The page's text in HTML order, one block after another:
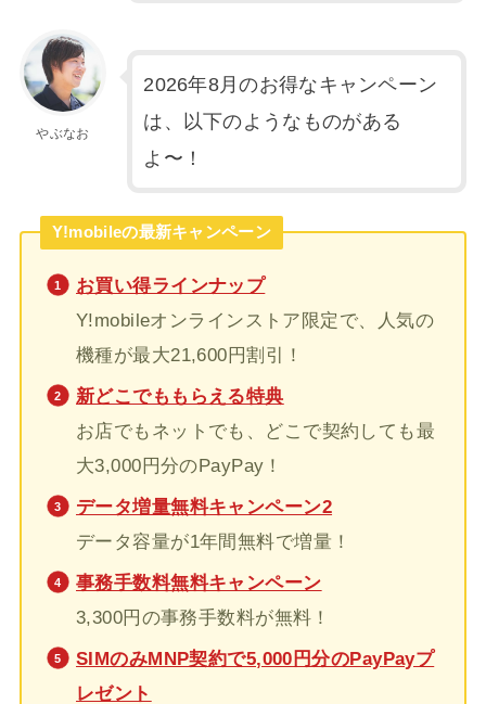
やぶなお
2026年8月のお得なキャンペーン
は、以下のようなものがある
よ〜！
Y!mobileの最新キャンペーン
お買い得ラインナップ
Y!mobileオンラインストア限定で、人気の
機種が最大21,600円割引！
新どこでももらえる特典
お店でもネットでも、どこで契約しても最
大3,000円分のPayPay！
データ増量無料キャンペーン2
データ容量が1年間無料で増量！
事務手数料無料キャンペーン
3,300円の事務手数料が無料！
SIMのみMNP契約で5,000円分のPayPayプ
レゼント